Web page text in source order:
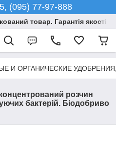
(095) 77-97-888
товар. Гарантія якості
И ОРГАНИЧЕСКИЕ
розчин
бактерій. Біодобриво